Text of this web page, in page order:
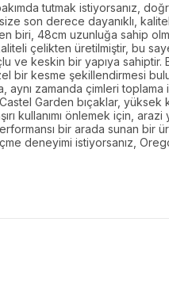
tutmak istiyorsanız,
son derece dayanıklı,
48cm uzunluğa sahip
çelikten üretilmiştir, bu
ve keskin bir yapıya
bir kesme şekillendirmesi
aynı zamanda çimleri
Garden bıçaklar,
kullanımı önlemek için,
bir arada sunan
deneyimi istiyorsanız,